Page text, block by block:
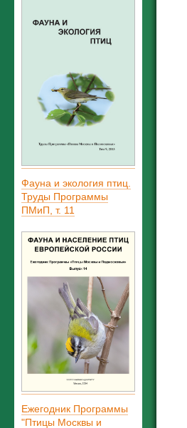
Фауна и экология птиц.
Труды Программы
ПМиП, т. 11
Ежегодник Программы
"Птицы Москвы и